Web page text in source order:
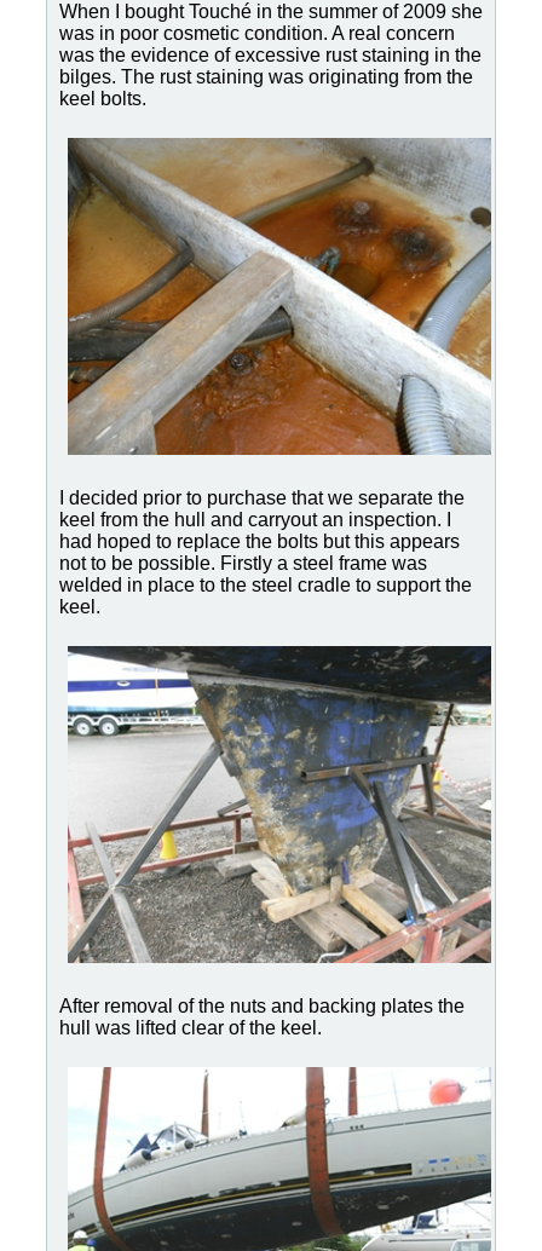
When I boughtTouché in the summer of 2009 she
was in poor cosmetic condition. A real concern
was the evidence of excessive rust staining in the
bilges. The rust staining was originating from the
keel bolts.
I decided prior to purchase that we separate the
keel from the hull and carryout an inspection. I
had hoped to replace the bolts but this appears
not to be possible. Firstly a steel frame was
welded in place to the steel cradle to support the
keel.
After removal of the nuts and backing plates the
hull was lifted clear of the keel.